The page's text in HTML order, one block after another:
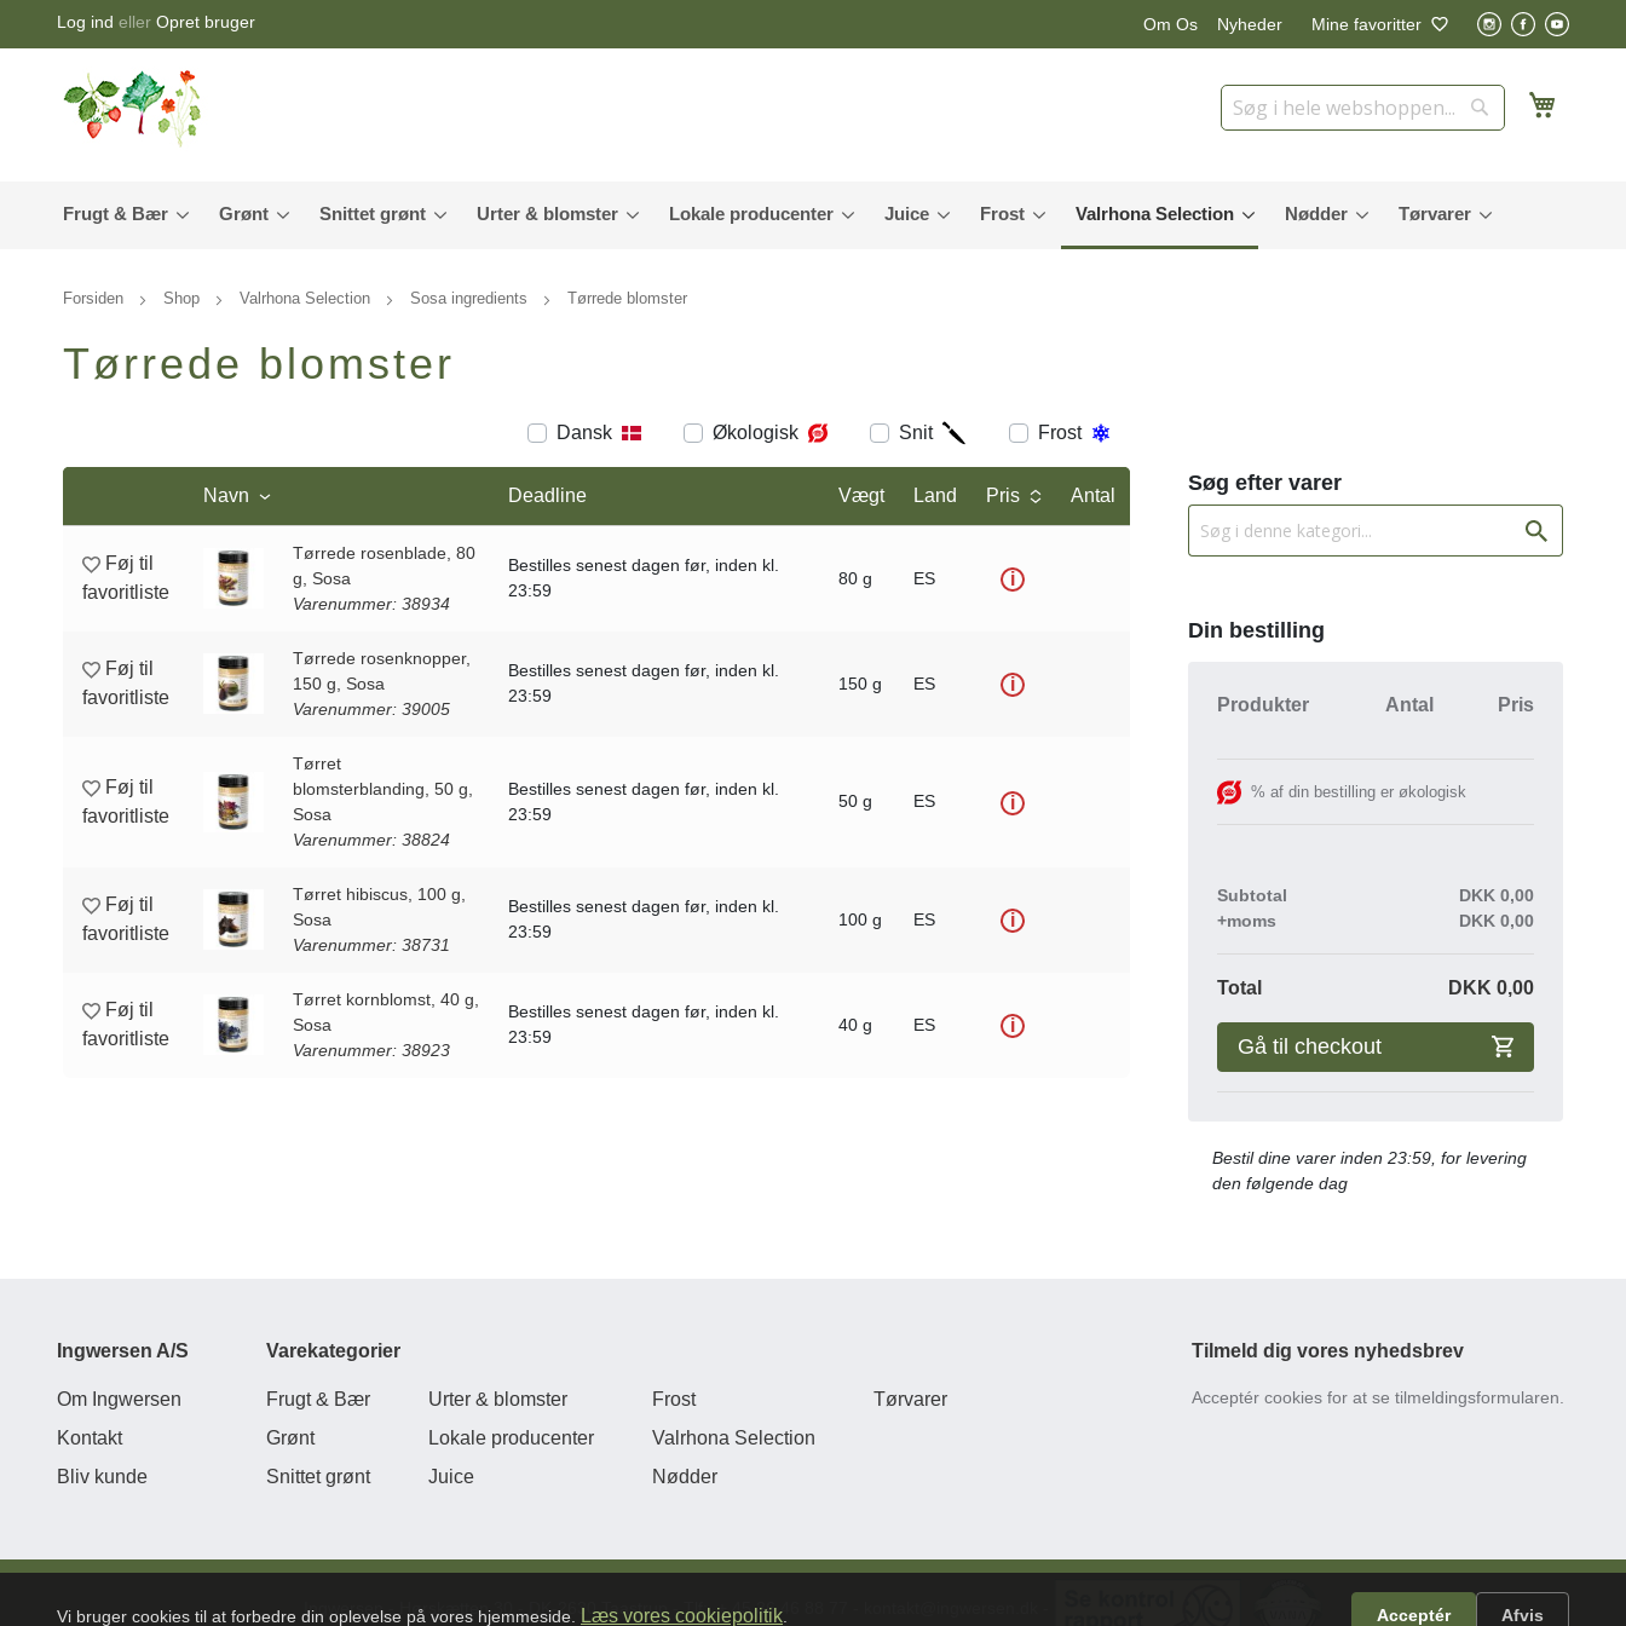
Log ind eller Opret bruger Om Os Nyheder Mine favoritter
Søg
Søg
Frugt & Bær Grønt Snittet grønt Urter & blomster Lokale producenter Juice Frost Valrhona Selection Nødder Tørvarer
Forsiden Shop Valrhona Selection Sosa ingredients Tørrede blomster
Tørrede blomster
Dansk Økologisk Snit Frost
Navn Deadline Vægt Land Pris Antal
Føj til
favoritliste
Tørrede rosenblade, 80
g, Sosa
Varenummer: 38934
Bestilles senest dagen før, inden kl.
23:59
80 g ES i
Føj til
favoritliste
Tørrede rosenknopper,
150 g, Sosa
Varenummer: 39005
Bestilles senest dagen før, inden kl.
23:59
150 g ES i
Føj til
favoritliste
Tørret
blomsterblanding, 50 g,
Sosa
Varenummer: 38824
Bestilles senest dagen før, inden kl.
23:59
50 g ES i
Føj til
favoritliste
Tørret hibiscus, 100 g,
Sosa
Varenummer: 38731
Bestilles senest dagen før, inden kl.
23:59
100 g ES i
Føj til
favoritliste
Tørret kornblomst, 40 g,
Sosa
Varenummer: 38923
Bestilles senest dagen før, inden kl.
23:59
40 g ES i
Søg efter varer
Din bestilling
Produkter Antal Pris
% af din bestilling er økologisk
Subtotal DKK 0,00
+moms
DKK 0,00
Total DKK 0,00
Gå til checkout
Bestil dine varer inden 23:59, for levering
den følgende dag
Ingwersen A/S
Om Ingwersen
Kontakt
Bliv kunde
Varekategorier
Frugt & Bær
Grønt
Snittet grønt
Urter & blomster
Lokale producenter
Juice
Frost
Valrhona Selection
Nødder
Tørvarer
Tilmeld dig vores nyhedsbrev
Acceptér cookies for at se tilmeldingsformularen.
Ingwersen - Hørskætten 30 - DK-2630 Taastrup - Tlf:. + 45 36 46 88 77 - kontakt@ingwersen.dk -
Vi bruger cookies til at forbedre din oplevelse på vores hjemmeside. Læs vores cookiepolitik Acceptér Afvis